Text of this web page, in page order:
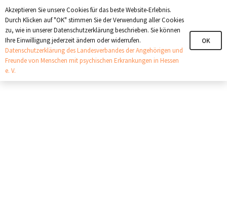
+321 123 4567 info@angehoerige-hessen.de
Akzeptieren Sie unsere Cookies für das beste Website-Erlebnis.
Durch Klicken auf "OK" stimmen Sie der Verwendung aller Cookies
zu, wie in unserer Datenschutzerklärung beschrieben. Sie können
Ihre Einwilligung jederzeit ändern oder widerrufen.
Datenschutzerklärung des Landesverbandes der Angehörigen und
Freunde von Menschen mit psychischen Erkrankungen in Hessen
e. V.
OK